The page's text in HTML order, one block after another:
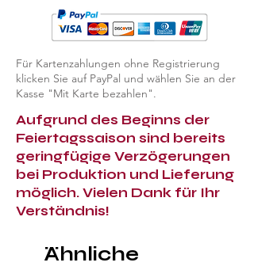
Für Kartenzahlungen ohne Registrierung
klicken Sie auf PayPal und wählen Sie an der
Kasse "Mit Karte bezahlen".
Aufgrund des Beginns der
Feiertagssaison sind bereits
geringfügige Verzögerungen
bei Produktion und Lieferung
möglich. Vielen Dank für Ihr
Verständnis!
Ähnliche